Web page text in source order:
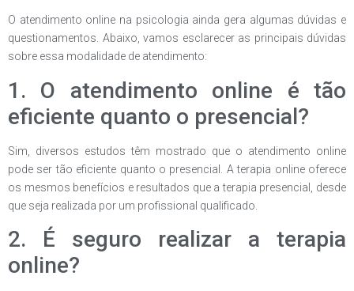
O atendimento online na psicologia ainda gera algumas dúvidas e
questionamentos. Abaixo, vamos esclarecer as principais dúvidas
sobre essa modalidade de atendimento:
1. O atendimento online é tão
eficiente quanto o presencial?
Sim, diversos estudos têm mostrado que o atendimento online
pode ser tão eficiente quanto o presencial. A terapia online oferece
os mesmos benefícios e resultados que a terapia presencial, desde
que seja realizada por um profissional qualificado.
2. É seguro realizar a terapia
online?